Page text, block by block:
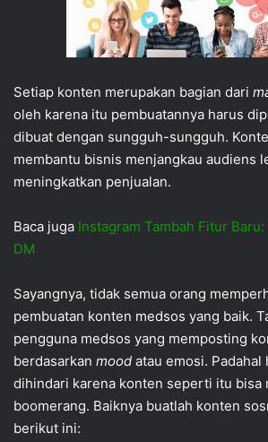
Setiap konten merupakan bagian dari
oleh karena itu pembuatannya harus
dibuat dengan sungguh-sungguh.
membantu bisnis menjangkau audiens
meningkatkan penjualan.
Baca juga Instagram Tambah Fitur
DM
Sayangnya, tidak semua orang
pembuatan konten medsos yang baik.
pengguna medsos yang memposting
berdasarkan mood atau emosi.
dihindari karena konten seperti itu bisa
boomerang. Baiknya buatlah konten
berikut ini: